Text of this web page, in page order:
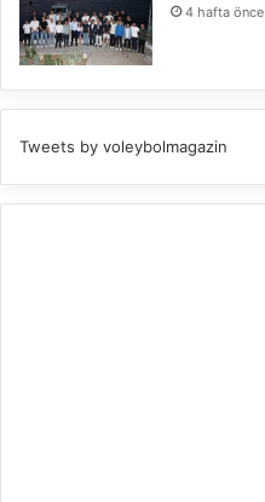
4 hafta önce
Tweets by voleybolmagazin